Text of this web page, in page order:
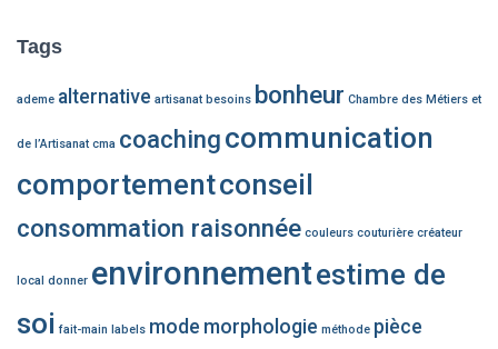
Tags
ademe alternative artisanat besoins bonheur Chambre des Métiers et
de l’Artisanat cma coachingcommunication
comportementconseil
consommation raisonnée couleurs couturière créateur
local donner environnementestime de
soi fait-main labels mode morphologie méthode pièce